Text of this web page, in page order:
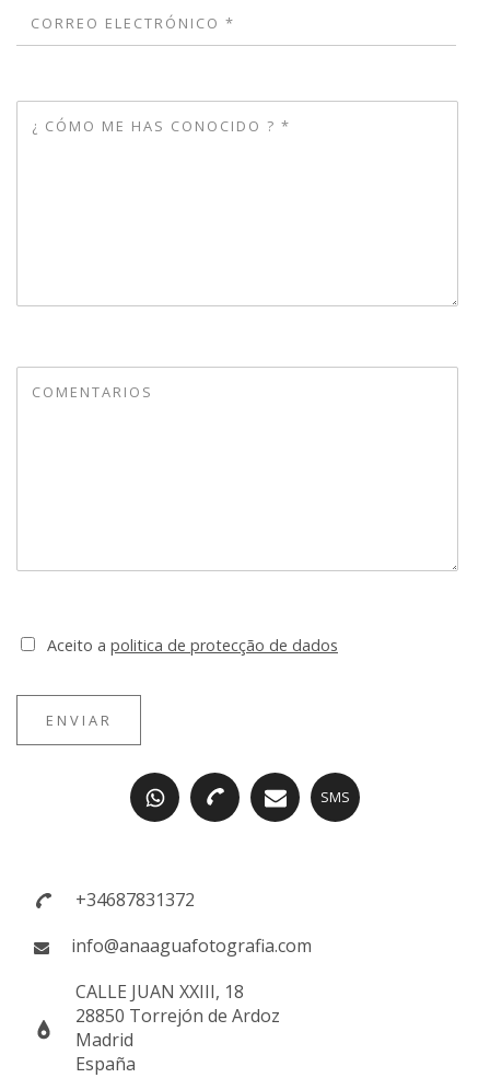
Aceito a politica de protecção de dados
ENVIAR
SMS
+34687831372
info@anaaguafotografia.com
CALLE JUAN XXIII, 18
28850 Torrejón de Ardoz
Madrid
España